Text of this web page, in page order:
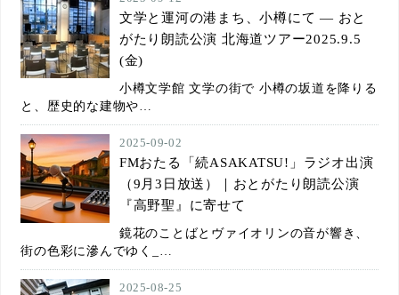
文学と運河の港まち、小樽にて ― おと
がたり朗読公演 北海道ツアー2025.9.5
(金)
小樽文学館 文学の街で 小樽の坂道を降りる
と、歴史的な建物や…
2025-09-02
FMおたる「続ASAKATSU!」ラジオ出演
（9月3日放送）｜おとがたり朗読公演
『高野聖』に寄せて
鏡花のことばとヴァイオリンの音が響き、
街の色彩に滲んでゆく_…
2025-08-25